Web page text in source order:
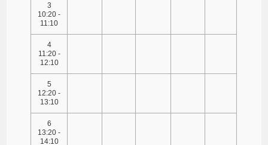
3
10:20 -
11:10
4
11:20 -
12:10
5
12:20 -
13:10
6
13:20 -
14:10